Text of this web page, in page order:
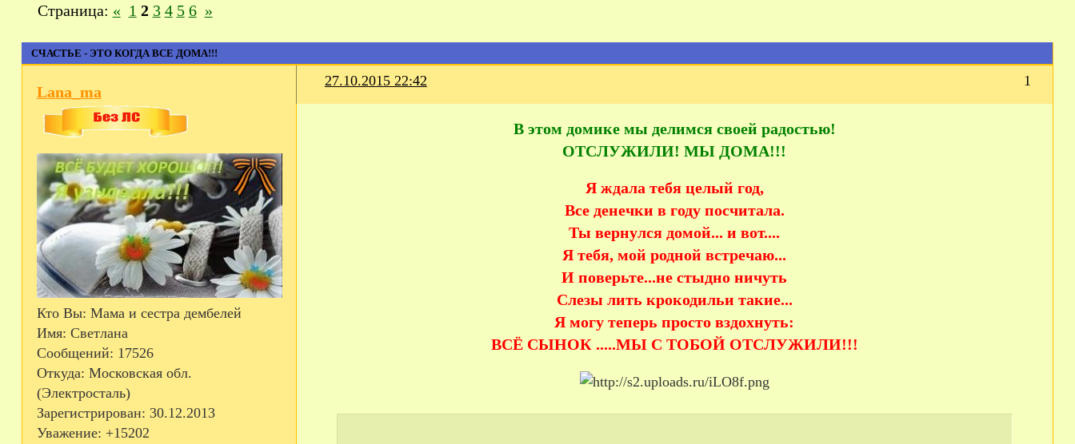
СЧАСТЬЕ - ЭТО КОГДА ВСЕ ДОМА!!!
Страница: « 1 2 3 4 5 6 »
1
27.10.2015 22:42
Lana_ma
Кто Вы: Мама и сестра дембелей
Имя: Светлана
Сообщений: 17526
Откуда: Московская обл.
(Электросталь)
Зарегистрирован: 30.12.2013
Уважение: +15202
В этом домике мы делимся своей радостью!
ОТСЛУЖИЛИ! МЫ ДОМА!!!
Я ждала тебя целый год,
Все денечки в году посчитала.
Ты вернулся домой... и вот....
Я тебя, мой родной встречаю...
И поверьте...не стыдно ничуть
Слезы лить крокодильи такие...
Я могу теперь просто вздохнуть:
ВСЁ СЫНОК .....МЫ С ТОБОЙ ОТСЛУЖИЛИ!!!